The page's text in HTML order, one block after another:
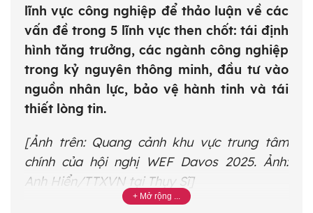
lĩnh vực công nghiệp để thảo luận về các
vấn đề trong 5 lĩnh vực then chốt: tái định
hình tăng trưởng, các ngành công nghiệp
trong kỷ nguyên thông minh, đầu tư vào
nguồn nhân lực, bảo vệ hành tinh và tái
thiết lòng tin.
[Ảnh trên: Quang cảnh khu vực trung tâm
chính của hội nghị WEF Davos 2025. Ảnh:
Anh Hiển/TTXVN tại Thụy Sĩ]